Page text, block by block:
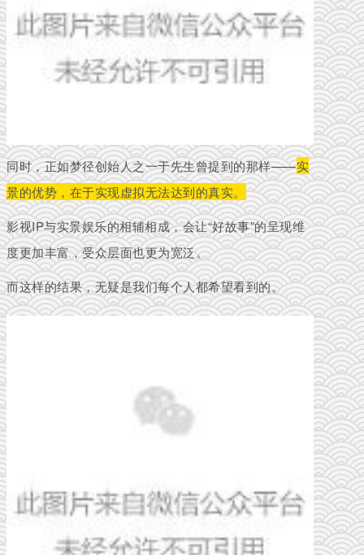
同时，正如梦径创始人之一于先生曾提到的那样——实
景的优势，在于实现虚拟无法达到的真实。
影视IP与实景娱乐的相辅相成，会让“好故事”的呈现维
度更加丰富，受众层面也更为宽泛。
而这样的结果，无疑是我们每个人都希望看到的。